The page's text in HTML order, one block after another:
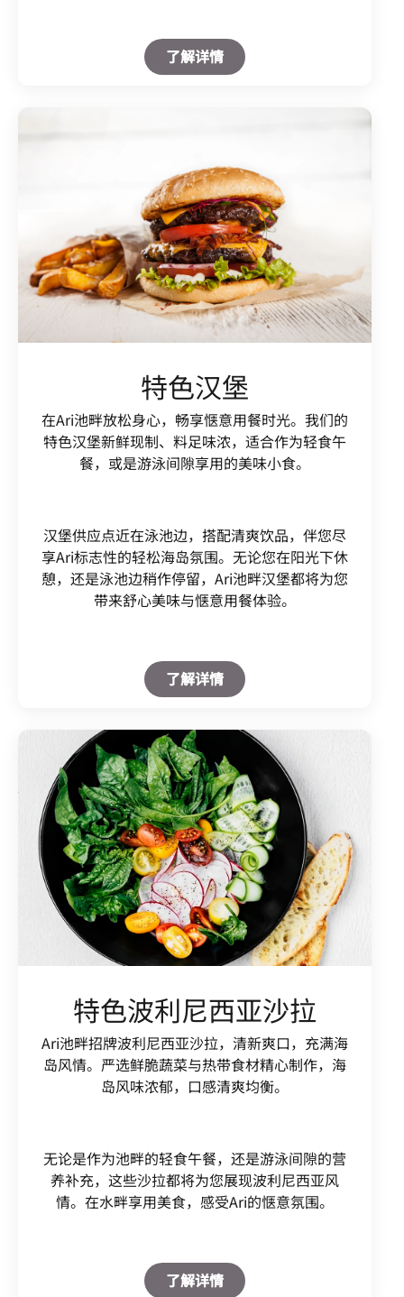
了解详情Open in New Tab
特色汉堡
在Ari池畔放松身心，畅享惬意用餐时光。我们的
特色汉堡新鲜现制、料足味浓，适合作为轻食午
餐，或是游泳间隙享用的美味小食。
汉堡供应点近在泳池边，搭配清爽饮品，伴您尽
享Ari标志性的轻松海岛氛围。无论您在阳光下休
憩，还是泳池边稍作停留，Ari池畔汉堡都将为您
带来舒心美味与惬意用餐体验。
了解详情Open in New Tab
特色波利尼西亚沙拉
Ari池畔招牌波利尼西亚沙拉，清新爽口，充满海
岛风情。严选鲜脆蔬菜与热带食材精心制作，海
岛风味浓郁，口感清爽均衡。
无论是作为池畔的轻食午餐，还是游泳间隙的营
养补充，这些沙拉都将为您展现波利尼西亚风
情。在水畔享用美食，感受Ari的惬意氛围。
了解详情Open in New Tab